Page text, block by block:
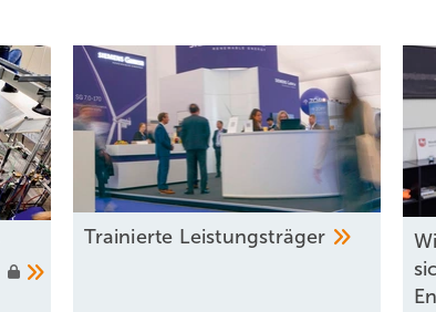
Trainierte Leistun gsträger